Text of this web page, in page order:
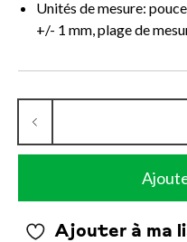
Unités de mesure:
+/- 1 mm, plage de
Ajouter à ma